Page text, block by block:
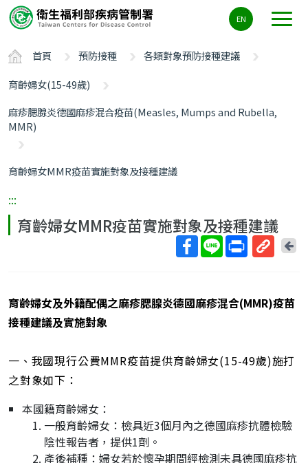
要
容
ALT+C
EN
首頁 預防接種
各類對象預防接種建議
育齡婦女(15-49歲)
麻疹腮腺炎德國麻疹混合疫苗(Measles, Mumps and Rubella,
MMR)
育齡婦女MMR疫苗實施對象及接種建議
:::
育齡婦女MMR疫苗實施對象及接種建議
短
回
育齡婦女及外籍配偶之麻疹腮腺炎德國麻疹混合(MMR)疫苗
接種建議及實施對象
一、我國現行公費MMR疫苗提供育齡婦女(15-49歲)施打
之對象如下：
本國籍育齡婦女：
一般育齡婦女：檢具近3個月內之德國麻疹抗體檢驗
陰性報告者，提供1劑。
產後補種：婦女若於懷孕期間經檢測未具德國麻疹抗